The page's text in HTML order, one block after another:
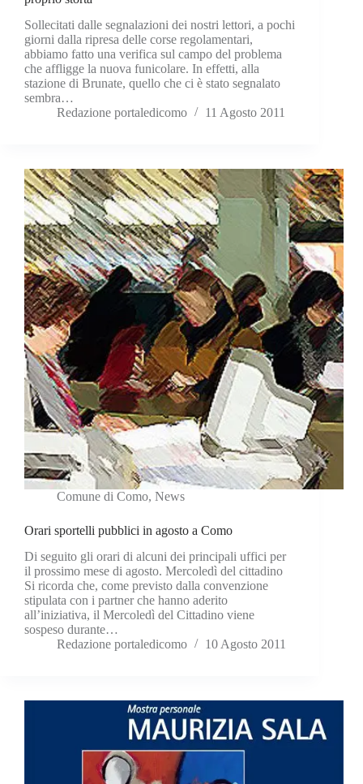
Sollecitati dalle segnalazioni dei nostri lettori, a pochi
giorni dalla ripresa delle corse regolamentari,
abbiamo fatto una verifica sul campo del problema
che affligge la nuova funicolare. In effetti, alla
stazione di Brunate, quello che ci è stato segnalato
sembra…
Redazione portaledicomo
11 Agosto 2011
Comune di Como, News
Orari sportelli pubblici in agosto a Como
Di seguito gli orari di alcuni dei principali uffici per
il prossimo mese di agosto. Mercoledì del cittadino
Si ricorda che, come previsto dalla convenzione
stipulata con i partner che hanno aderito
all’iniziativa, il Mercoledì del Cittadino viene
sospeso durante…
Redazione portaledicomo
10 Agosto 2011